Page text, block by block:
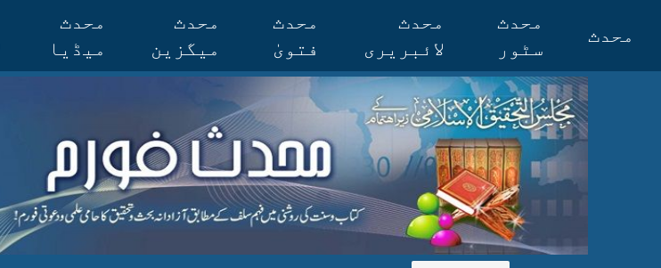
محدث
محدث
سٹور
محدث
لائبریری
محدث
فتویٰ
محدث
میگزین
محدث
میڈیا